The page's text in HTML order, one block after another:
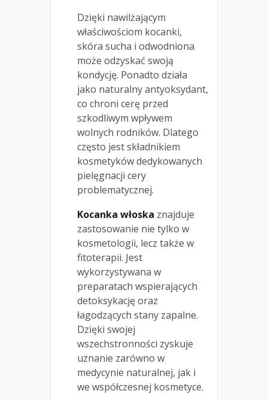
Dzięki nawilżającym
właściwościom kocanki,
skóra sucha i odwodniona
może odzyskać swoją
kondycję. Ponadto działa
jako naturalny antyoksydant,
co chroni cerę przed
szkodliwym wpływem
wolnych rodników. Dlatego
często jest składnikiem
kosmetyków dedykowanych
pielęgnacji cery
problematycznej.
Kocanka włoska znajduje
zastosowanie nie tylko w
kosmetologii, lecz także w
fitoterapii. Jest
wykorzystywana w
preparatach wspierających
detoksykację oraz
łagodzących stany zapalne.
Dzięki swojej
wszechstronności zyskuje
uznanie zarówno w
medycynie naturalnej, jak i
we współczesnej kosmetyce.